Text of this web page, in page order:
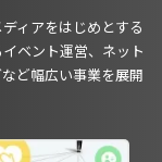
ィアをはじめとする
ベント運営、ネット
ど幅広い事業を展開